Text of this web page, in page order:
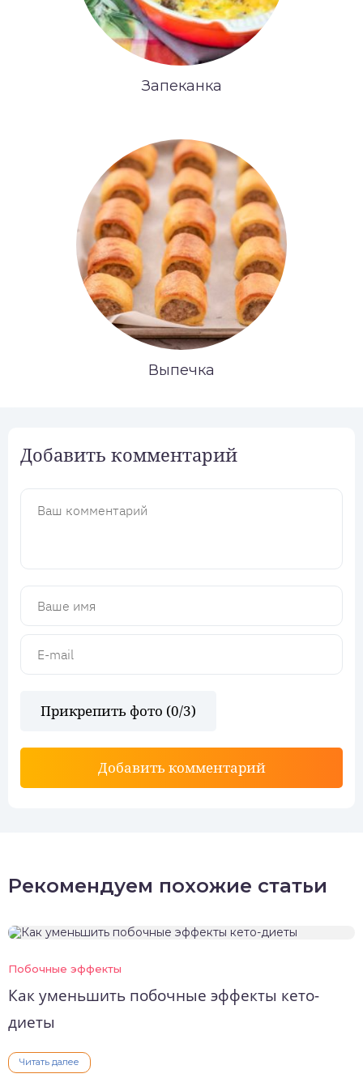
Запеканка
Выпечка
Добавить комментарий
Прикрепить фото (0/3)
Добавить комментарий
Рекомендуем похожие статьи
Побочные эффекты
Как уменьшить побочные эффекты кето-
диеты
Читать далее